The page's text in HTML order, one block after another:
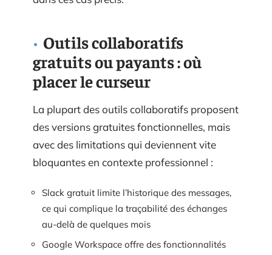
Outils collaboratifs
gratuits ou payants : où
placer le curseur
La plupart des outils collaboratifs proposent
des versions gratuites fonctionnelles, mais
avec des limitations qui deviennent vite
bloquantes en contexte professionnel :
Slack gratuit limite l’historique des messages,
ce qui complique la traçabilité des échanges
au-delà de quelques mois
Google Workspace offre des fonctionnalités